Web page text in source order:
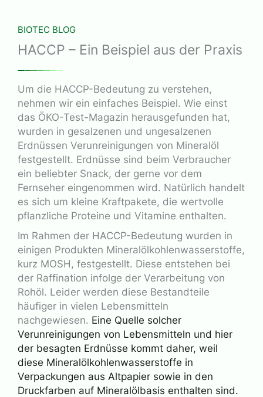
BIOTEC BLOG
HACCP – Ein Beispiel aus der Praxis
Um die HACCP-Bedeutung zu verstehen,
nehmen wir ein einfaches Beispiel. Wie einst
das ÖKO-Test-Magazin herausgefunden hat,
wurden in gesalzenen und ungesalzenen
Erdnüssen Verunreinigungen von Mineralöl
festgestellt. Erdnüsse sind beim Verbraucher
ein beliebter Snack, der gerne vor dem
Fernseher eingenommen wird. Natürlich handelt
es sich um kleine Kraftpakete, die wertvolle
pflanzliche Proteine und Vitamine enthalten.
Im Rahmen der HACCP-Bedeutung wurden in
einigen Produkten Mineralölkohlenwasserstoffe,
kurz MOSH, festgestellt. Diese entstehen bei
der Raffination infolge der Verarbeitung von
Rohöl. Leider werden diese Bestandteile
häufiger in vielen Lebensmitteln
nachgewiesen. Eine Quelle solcher
Verunreinigungen von Lebensmitteln und hier
der besagten Erdnüsse kommt daher, weil
diese Mineralölkohlenwasserstoffe in
Verpackungen aus Altpapier sowie in den
Druckfarben auf Mineralölbasis enthalten sind.